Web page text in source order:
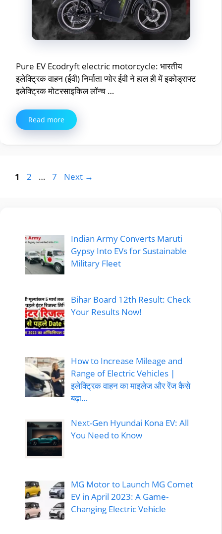
Pure EV Ecodryft electric motorcycle: भारतीय
इलेक्ट्रिक वाहन (ईवी) निर्माता प्योर ईवी ने हाल ही में इकोड्राफ्ट
इलेक्ट्रिक मोटरसाइकिल लॉन्च …
Read more
Page
1 Page
2 … Page
7 Next →
Indian Army Converts Maruti
Gypsy Into EVs for Sustainable
Military Fleet
Bihar Board 12th Result: Check
Your Results Now!
How to Increase Mileage and
Range of Electric Vehicles |
इलेक्ट्रिक वाहन का माइलेज और रेंज कैसे
बढ़ा…
Next-Gen Hyundai Kona EV: All
You Need to Know
MG Motor to Launch MG Comet
EV in April 2023: A Game-
Changing Electric Vehicle